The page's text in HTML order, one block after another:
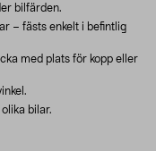
bilfärden.
– fästs enkelt i befintlig
med plats för kopp eller
bilar.